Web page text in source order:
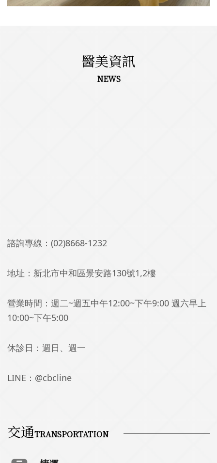
醫美資訊
NEWS
諮詢專線： (02)8668-1232
地址： 新北市中和區景安路130號1,2樓
營業時間： 週二~週五中午12:00~下午9:00 週六早上
10:00~下午5:00
休診日： 週日、週一
LINE： @cbcline
交通TRANSPORTATION